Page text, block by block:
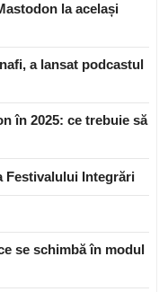
la același
a lansat podcastul
în 2025: ce trebuie să
Festivalului Integrări
se schimbă în modul